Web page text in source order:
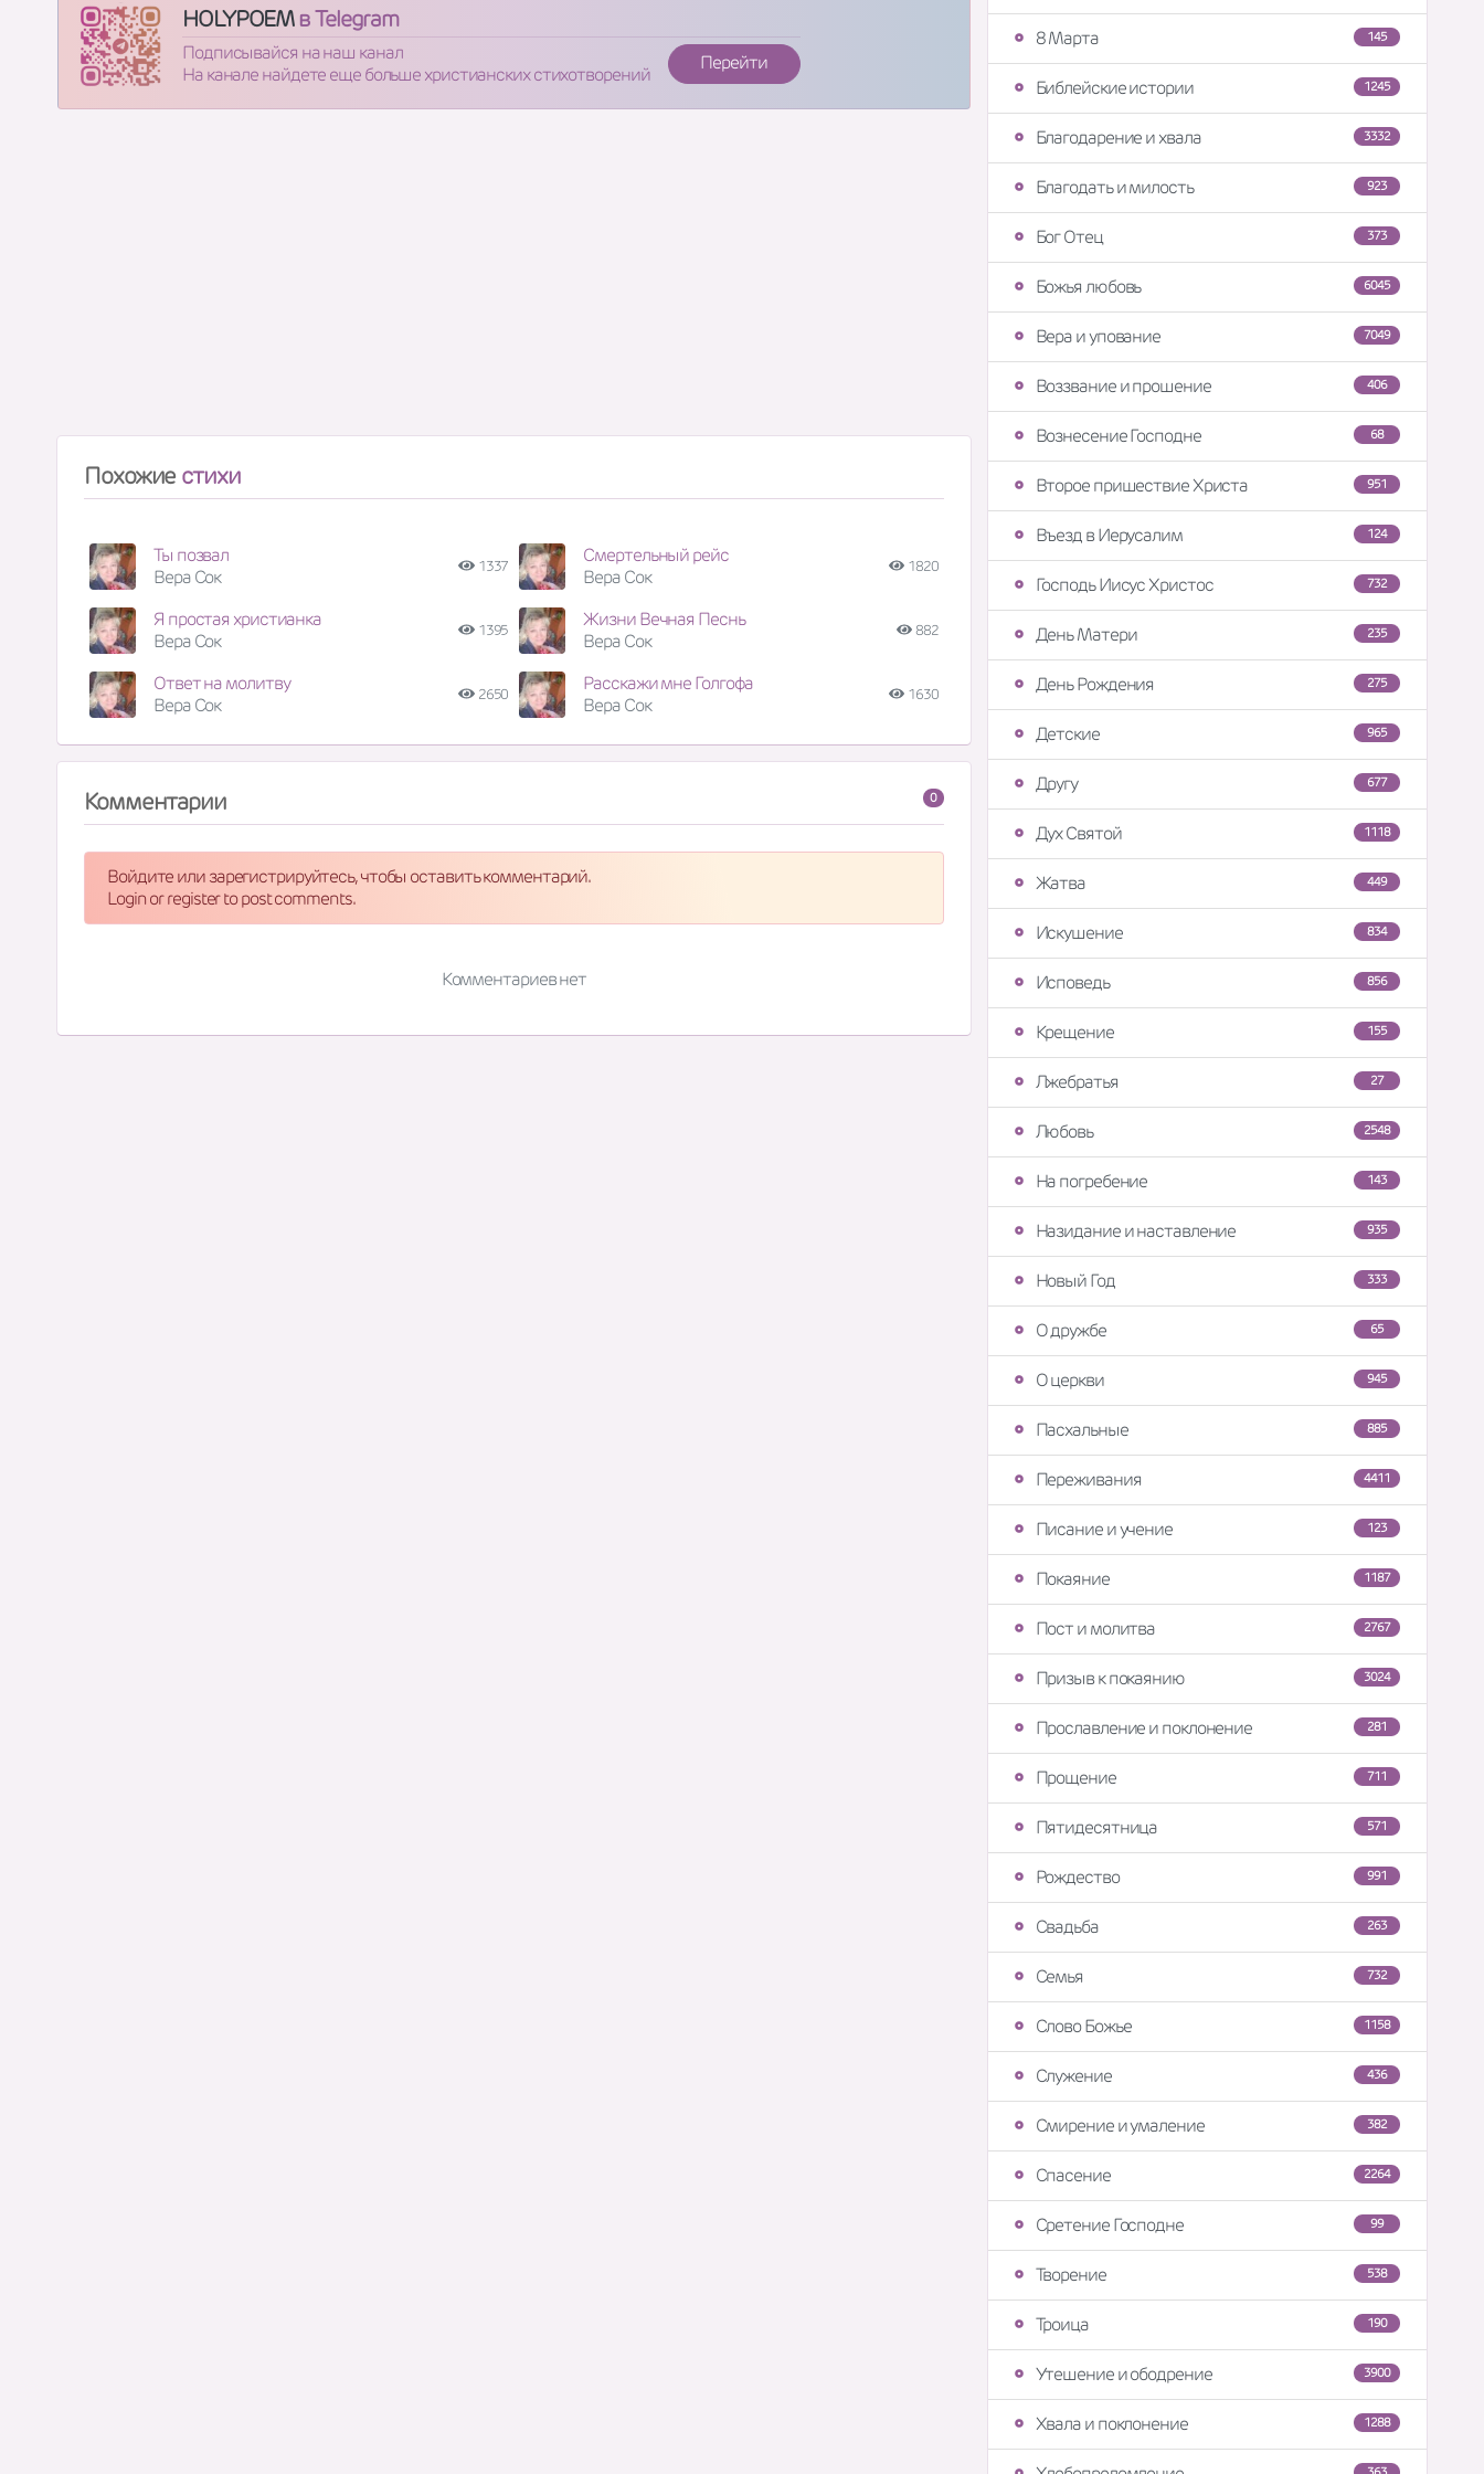
HOLYPOEMв Telegram
Подписывайся на наш канал
На канале найдете еще больше христианских стихотворений
Перейти
Похожие стихи
Ты позвал
Вера Сок
1337
Смертельный рейс
Вера Сок
1820
Я простая христианка
Вера Сок
1395
Жизни Вечная Песнь
Вера Сок
882
Ответ на молитву
Вера Сок
2650
Расскажи мне Голгофа
Вера Сок
1630
0
Комментарии
Войдите или зарегистрируйтесь, чтобы оставить комментарий.
Login or register to post comments.
Комментариев нет
145
8 Марта
1245
Библейские истории
3332
Благодарение и хвала
923
Благодать и милость
373
Бог Отец
6045
Божья любовь
7049
Вера и упование
406
Воззвание и прошение
68
Вознесение Господне
951
Второе пришествие Христа
124
Въезд в Иерусалим
732
Господь Иисус Христос
235
День Матери
275
День Рождения
965
Детские
677
Другу
1118
Дух Святой
449
Жатва
834
Искушение
856
Исповедь
155
Крещение
27
Лжебратья
2548
Любовь
143
На погребение
935
Назидание и наставление
333
Новый Год
65
О дружбе
945
О церкви
885
Пасхальные
4411
Переживания
123
Писание и учение
1187
Покаяние
2767
Пост и молитва
3024
Призыв к покаянию
281
Прославление и поклонение
711
Прощение
571
Пятидесятница
991
Рождество
263
Свадьба
732
Семья
1158
Слово Божье
436
Служение
382
Смирение и умаление
2264
Спасение
99
Сретение Господне
538
Творение
190
Троица
3900
Утешение и ободрение
1288
Хвала и поклонение